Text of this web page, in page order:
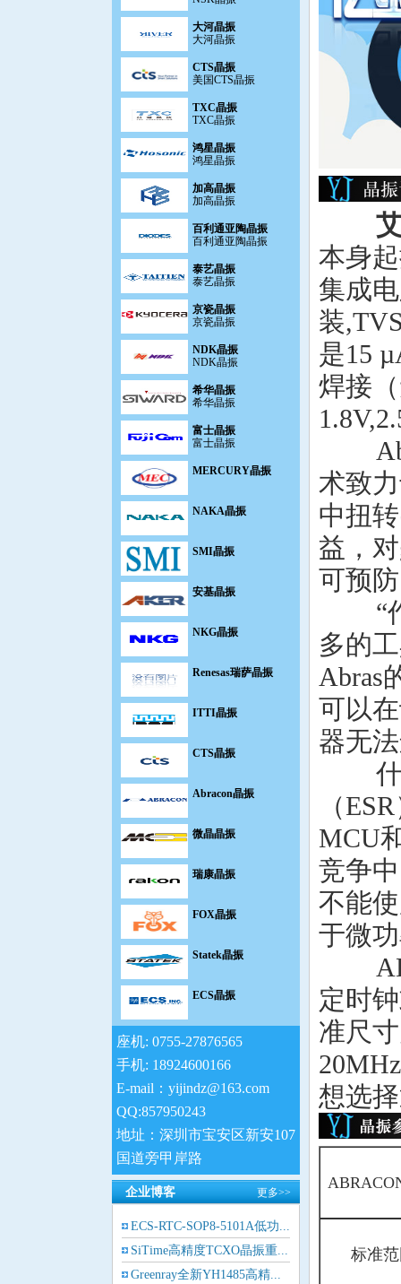
大河晶振
大河晶振
CTS晶振
美国CTS晶振
TXC晶振
TXC晶振
鸿星晶振
鸿星晶振
加高晶振
加高晶振
百利通亚陶晶振
百利通亚陶晶振
泰艺晶振
泰艺晶振
京瓷晶振
京瓷晶振
NDK晶振
NDK晶振
希华晶振
希华晶振
富士晶振
富士晶振
MERCURY晶振
SiTime晶振
日蚀晶振
康纳温菲尔德晶振
维管晶振
座机: 0755-27876565
手机: 18924600166
E-mail：yijindz@163.com
QQ:857950243
地址：深圳市宝安区新安107
国道旁甲岸路
企业博客 更多>>
ECS-RTC-SOP8-5101A低功...
SiTime高精度TCXO晶振重...
Greenray全新YH1485高精...
本身
集成
装
是15
焊接
术致
中扭
益，
可预
“
多的
Abras
可以
器无
（
MCU
竞争
不能
于微
定时
准尺
想选
标准